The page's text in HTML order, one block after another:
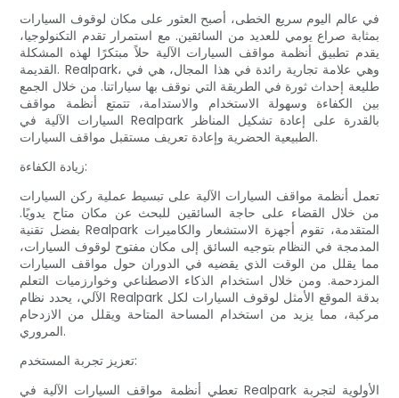
في عالم اليوم سريع الخطى، أصبح العثور على مكان لوقوف السيارات
بمثابة صراع يومي للعديد من السائقين. مع استمرار تقدم التكنولوجيا،
يقدم تطبيق أنظمة مواقف السيارات الآلية حلاً مبتكرًا لهذه المشكلة
القديمة. Realpark، وهي علامة تجارية رائدة في هذا المجال، هي في
طليعة إحداث ثورة في الطريقة التي نوقف بها سياراتنا. من خلال الجمع
بين الكفاءة وسهولة الاستخدام والاستدامة، تتمتع أنظمة مواقف
السيارات الآلية في Realpark بالقدرة على إعادة تشكيل المناظر
الطبيعية الحضرية وإعادة تعريف مستقبل مواقف السيارات.
زيادة الكفاءة:
تعمل أنظمة مواقف السيارات الآلية على تبسيط عملية ركن السيارات
من خلال القضاء على حاجة السائقين للبحث عن مكان متاح يدويًا.
بفضل تقنية Realpark المتقدمة، تقوم أجهزة الاستشعار والكاميرات
المدمجة في النظام بتوجيه السائق إلى مكان مفتوح لوقوف السيارات،
مما يقلل من الوقت الذي يقضيه في الدوران حول مواقف السيارات
المزدحمة. ومن خلال استخدام الذكاء الاصطناعي وخوارزميات التعلم
الآلي، يحدد نظام Realpark بدقة الموقع الأمثل لوقوف السيارات لكل
مركبة، مما يزيد من استخدام المساحة المتاحة ويقلل من الازدحام
المروري.
تعزيز تجربة المستخدم:
تعطي أنظمة مواقف السيارات الآلية في Realpark الأولوية لتجربة